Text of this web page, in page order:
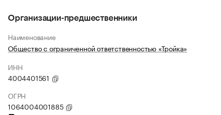
Организации-предшественники
Наименование
Общество с ограниченной ответственностью «Тройка»
ИНН
4004401561
ОГРН
1064004001885